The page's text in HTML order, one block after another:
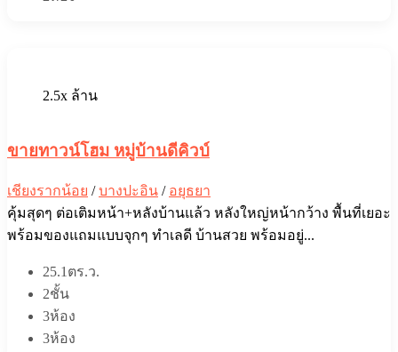
2.5x ล้าน
ขายทาวน์โฮม หมู่บ้านดีคิวบ์
เชียงรากน้อย /บางปะอิน / อยุธยา
คุ้มสุดๆ ต่อเติมหน้า+หลังบ้านแล้ว หลังใหญ่หน้ากว้าง พื้นที่เยอะ
พร้อมของแถมแบบจุกๆ ทำเลดี บ้านสวย พร้อมอยู่...
25.1ตร.ว.
2ชั้น
3ห้อง
3ห้อง